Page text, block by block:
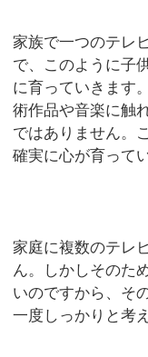
家族で一つのテレ
で、このように子
に育っていきます
術作品や音楽に触
ではありません。
確実に心が育って
家庭に複数のテレ
ん。しかしそのた
いのですから、そ
一度しっかりと考